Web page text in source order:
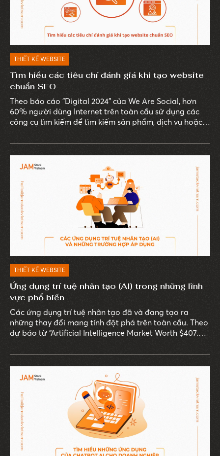
THIẾT KẾ WEBSITE
Tìm hiểu các tiêu chí đánh giá khi tạo website
chuẩn SEO
Theo báo cáo "Digital 2024" của We Are Social, hơn
60% người dùng Internet trên toàn cầu sử dụng các
công cụ tìm kiếm để tìm kiếm sản phẩm, dịch vụ hoặc
THIẾT KẾ WEBSITE
Ứng dụng trí tuệ nhân tạo (AI) trong những lĩnh
vực phổ biến
Các ứng dụng trí tuệ nhân tạo đã và đang tạo ra
những thay đổi mang tính đột phá trên toàn cầu. Theo
dự báo từ “Artificial Intelligence Market Worth $407.0
trường AI toàn cầu dự kiến sẽ đạt 407 tỷ USD vào năm
2027, tăng trưởng trung bình 36,2% mỗi năm. Con số
này minh chứng cho tầm quan trọng và sự bùng nổ
của AI trên mọi lĩnh vực.